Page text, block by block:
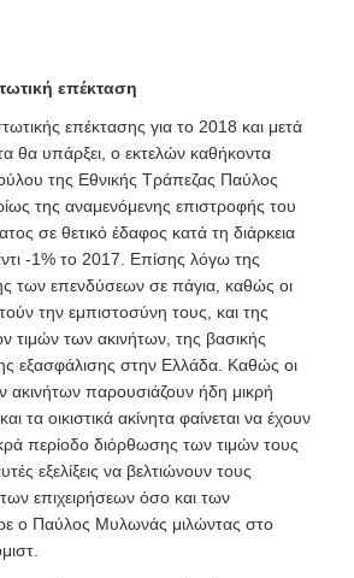
επέκταση
επέκτασης για το 2018 και μετά
θα υπάρξει, ο εκτελών καθήκοντα
της Εθνικής Τράπεζας Παύλος
της αναμενόμενης επιστροφής του
σε θετικό έδαφος κατά τη διάρκεια
-1% το 2017. Επίσης λόγω της
των επενδύσεων σε πάγια, καθώς οι
την εμπιστοσύνη τους, και της
τιμών των ακινήτων, της βασικής
εξασφάλισης στην Ελλάδα. Καθώς οι
ακινήτων παρουσιάζουν ήδη μικρή
τα οικιστικά ακίνητα φαίνεται να έχουν
περίοδο διόρθωσης των τιμών τους
εξελίξεις να βελτιώνουν τους
επιχειρήσεων όσο και των
ο Παύλος Μυλωνάς μιλώντας στο